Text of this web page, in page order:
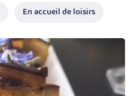
En accueil de loisirs